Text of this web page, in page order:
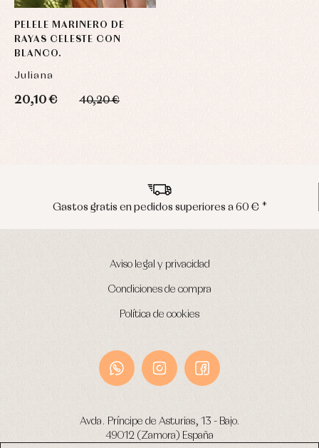
PELELE MARINERO DE
RAYAS CELESTE CON
BLANCO.
Juliana
20,10 € 40,20 €
Gastos gratis en pedidos superiores a 60 € *
Aviso legal y privacidad
Condiciones de compra
Política de cookies
Avda. Príncipe de Asturias, 13 - Bajo.
49012 (Zamora) España